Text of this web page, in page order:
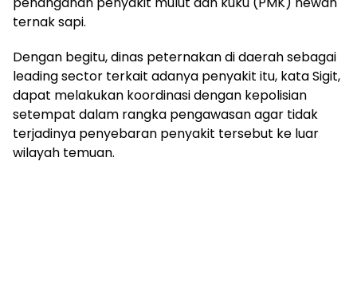
ternak sapi.
Dengan begitu, dinas peternakan di daerah sebagai
leading sector terkait adanya penyakit itu, kata Sigit,
dapat melakukan koordinasi dengan kepolisian
setempat dalam rangka pengawasan agar tidak
terjadinya penyebaran penyakit tersebut ke luar
wilayah temuan.